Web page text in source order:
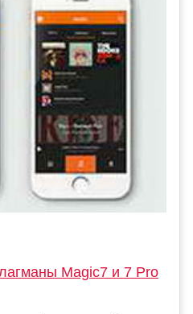
Magic7 и 7 Pro